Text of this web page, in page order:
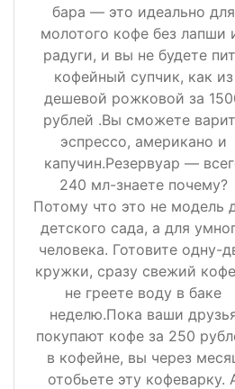
бара — это идеально для
молотого кофе без лапши
радуги, и вы не будете
кофейный супчик, как из
дешевой рожковой за
рублей .Вы сможете
эспрессо, американо и
капучин.Резервуар —
240 мл-знаете почему?
Потому что это не модель
детского сада, а для
человека. Готовите одну-
кружки, сразу свежий
не греете воду в баке
неделю.Пока ваши
покупают кофе за 250
в кофейне, вы через
отобьете эту кофеварку.